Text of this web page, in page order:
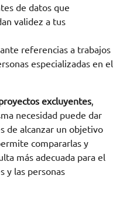
de datos que
validez a tus
referencias a trabajos
especializadas en el
excluyentes,
necesidad puede dar
de alcanzar un objetivo
compararlas y
más adecuada para el
y las personas